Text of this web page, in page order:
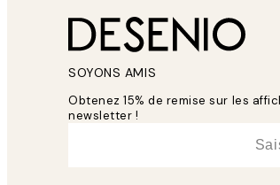
SOYONS AMIS
Obtenez 15% de remise sur les
newsletter !